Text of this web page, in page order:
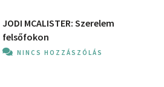
JODI MCALISTER: Szerelem
felsőfokon
NINCS HOZZÁSZÓLÁS